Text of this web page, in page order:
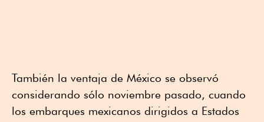
También la ventaja de México se observó
considerando sólo noviembre pasado, cuando
los embarques mexicanos dirigidos a Estados